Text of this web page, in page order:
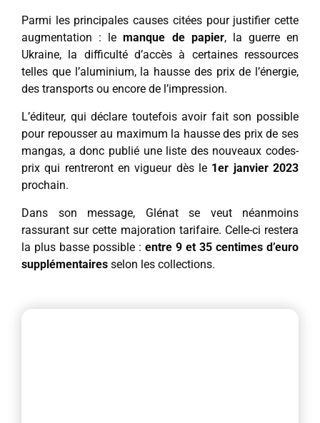
Parmi les principales causes citées pour justifier cette
augmentation : lemanque de papier, la guerre en
Ukraine, la difficulté d’accès à certaines ressources
telles que l’aluminium, la hausse des prix de l’énergie,
des transports ou encore de l’impression.
L’éditeur, qui déclare toutefois avoir fait son possible
pour repousser au maximum la hausse des prix de ses
mangas, a donc publié une liste des nouveaux codes-
prix qui rentreront en vigueur dès le 1er janvier 2023
prochain.
Dans son message, Glénat se veut néanmoins
rassurant sur cette majoration tarifaire. Celle-ci restera
la plus basse possible : entre 9 et 35 centimes d’euro
supplémentaires selon les collections.